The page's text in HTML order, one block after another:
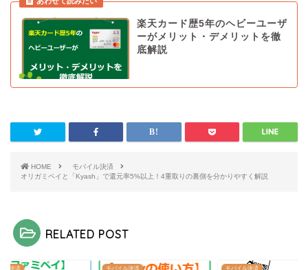
楽天カード歴5年のヘビーユーザ
ーがメリット・デメリットを徹
底解説
HOME
モバイル決済
オリガミペイと「Kyash」で還元率5%以上！4重取りの裏側を分かりやすく解説
RELATED POST
ル決済 モバイル決済 モバイル決済